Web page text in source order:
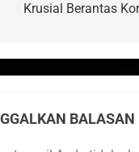
Krusial Berantas
BALASAN